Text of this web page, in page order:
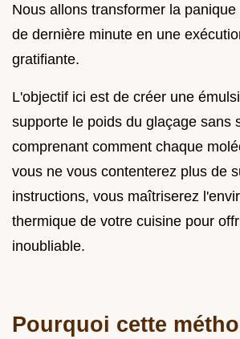
Nous allons transformer la
de dernière minute en une
gratifiante.
L'objectif ici est de créer une
supporte le poids du glaçage sans
comprenant comment chaque
vous ne vous contenterez plus de
instructions, vous maîtriserez
thermique de votre cuisine pour
inoubliable.
Pourquoi cette